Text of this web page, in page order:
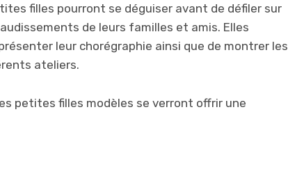
filles pourront se déguiser avant de défiler sur
de leurs familles et amis. Elles
leur chorégraphie ainsi que de montrer les
ateliers.
petites filles modèles se verront offrir une